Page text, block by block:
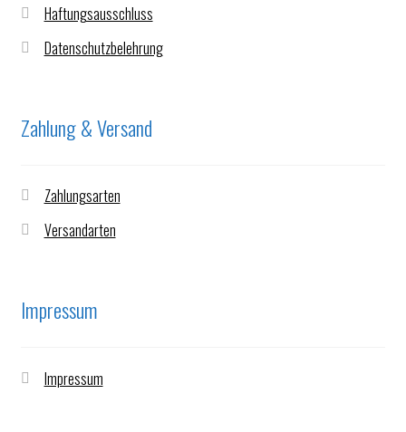
Haftungsausschluss
Datenschutzbelehrung
Zahlung & Versand
Zahlungsarten
Versandarten
Impressum
Impressum